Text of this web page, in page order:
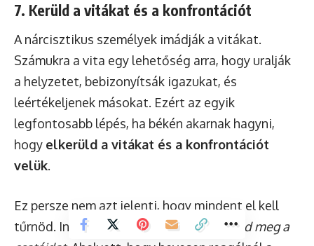
7. Kerüld a vitákat és a konfrontációt
A nárcisztikus személyek imádják a vitákat.
Számukra a vita egy lehetőség arra, hogy uralják
a helyzetet, bebizonyítsák igazukat, és
leértékeljenek másokat. Ezért az egyik
legfontosabb lépés, ha békén akarnak hagyni,
hogy elkerüld a vitákat és a konfrontációt
velük.
Ez persze nem azt jelenti, hogy mindent el kell
tűrnöd. Inkább arról van szó, hogy válaszd meg a